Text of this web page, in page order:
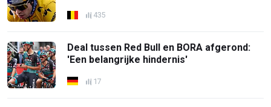
435
Deal tussen Red Bull en BORA afgerond:
'Een belangrijke hindernis'
17